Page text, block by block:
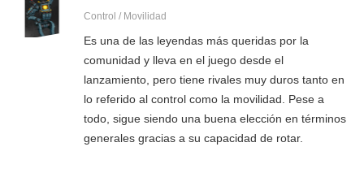
Control / Movilidad
Es una de las leyendas más queridas por la
comunidad y lleva en el juego desde el
lanzamiento, pero tiene rivales muy duros tanto en
lo referido al control como la movilidad. Pese a
todo, sigue siendo una buena elección en términos
generales gracias a su capacidad de rotar.